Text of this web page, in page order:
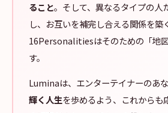
ること。そして、異なるタイプの人
し、お互いを補完し合える関係を築
16Personalitiesはそのための「地
す。
Luminaは、エンターテイナーのあ
輝く人生を歩めるよう、これからも